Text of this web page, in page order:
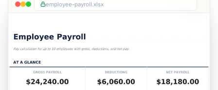
employee-payroll.xlsx